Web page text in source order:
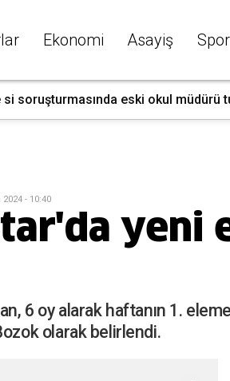
Ekonomi Asayiş Spor
soruşturmasında eski okul müdürü
2024 - 10:40
yeni
6 oy alarak haftanın 1.
olarak belirlendi.